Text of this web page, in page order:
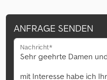
ANFRAGE SENDEN
Nachricht*